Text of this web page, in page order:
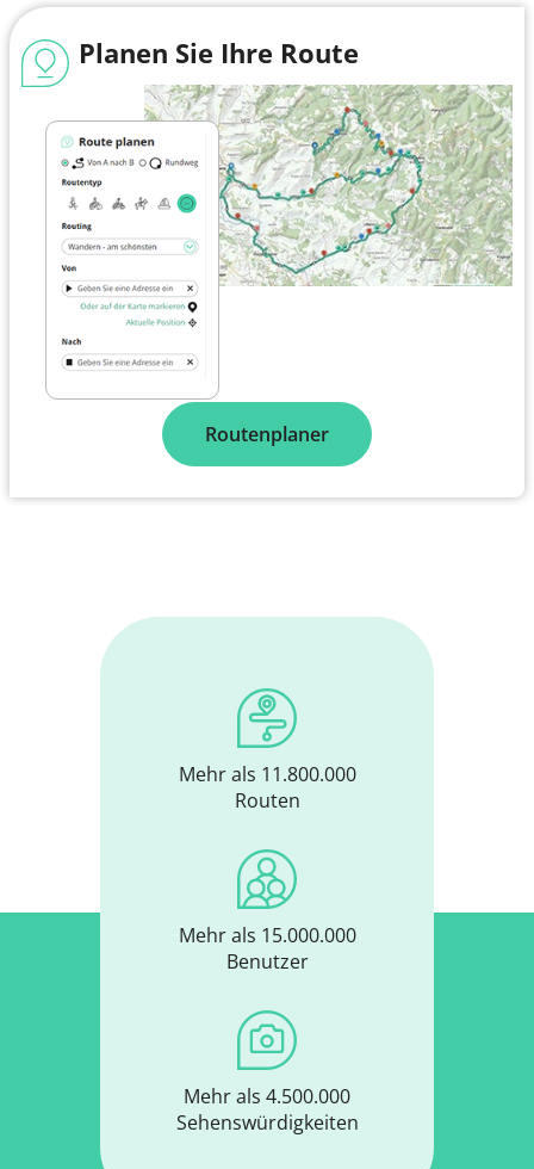
Planen Sie Ihre Route
Routenplaner
Mehr als 11.800.000
Routen
Mehr als 15.000.000
Benutzer
Mehr als 4.500.000
Sehenswürdigkeiten